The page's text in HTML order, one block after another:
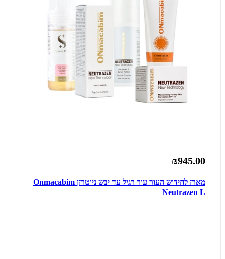
₪945.00
מארז לחידוש העור עור רגיל עד יבש ניוטרזן Onmacabim
Neutrazen L